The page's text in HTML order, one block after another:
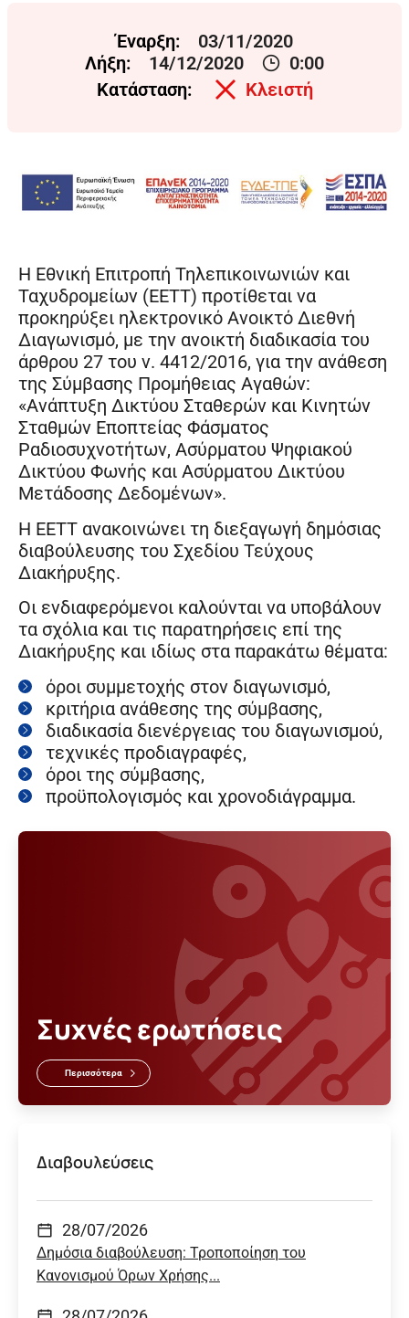
Έναρξη:
03/11/2020
Λήξη:
14/12/2020
0:00
Κατάσταση:
Κλειστή
Η Εθνική Επιτροπή Τηλεπικοινωνιών και
Ταχυδρομείων (ΕΕΤΤ) προτίθεται να
προκηρύξει ηλεκτρονικό Ανοικτό Διεθνή
Διαγωνισμό, με την ανοικτή διαδικασία του
άρθρου 27 του ν. 4412/2016, για την ανάθεση
της Σύμβασης Προμήθειας Αγαθών:
«Ανάπτυξη Δικτύου Σταθερών και Κινητών
Σταθμών Εποπτείας Φάσματος
Ραδιοσυχνοτήτων, Ασύρματου Ψηφιακού
Δικτύου Φωνής και Ασύρματου Δικτύου
Μετάδοσης Δεδομένων».
Η ΕΕΤΤ ανακοινώνει τη διεξαγωγή δημόσιας
διαβούλευσης του Σχεδίου Τεύχους
Διακήρυξης.
Οι ενδιαφερόμενοι καλούνται να υποβάλουν
τα σχόλια και τις παρατηρήσεις επί της
Διακήρυξης και ιδίως στα παρακάτω θέματα:
όροι συμμετοχής στον διαγωνισμό,
κριτήρια ανάθεσης της σύμβασης,
διαδικασία διενέργειας του διαγωνισμού,
τεχνικές προδιαγραφές,
όροι της σύμβασης,
προϋπολογισμός και χρονοδιάγραμμα.
Συχνές ερωτήσεις
Περισσότερα
Διαβουλεύσεις
28/07/2026
Δημόσια διαβούλευση: Τροποποίηση του
Κανονισμού Όρων Χρήσης...